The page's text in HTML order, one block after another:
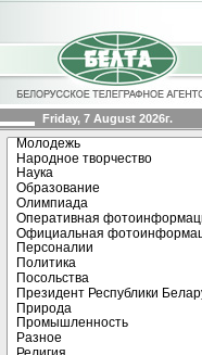
Friday, 7 August 2026г.